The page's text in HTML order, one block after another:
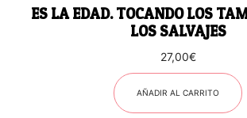
ES LA EDAD. TOCANDO LOS
LOS SALVAJES
27,00€
AÑADIR AL CARRITO